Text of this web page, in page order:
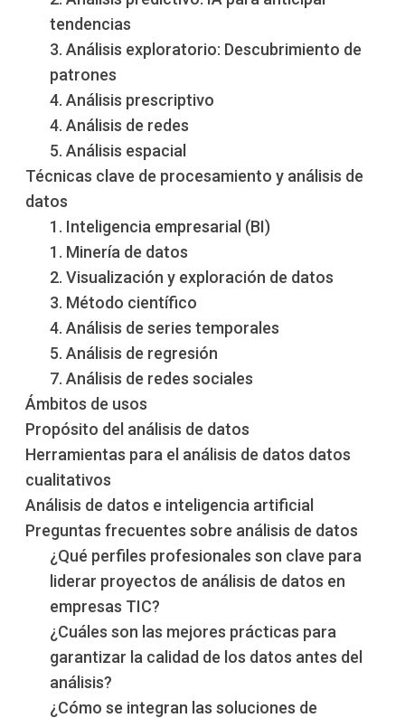
tendencias
3. Análisis exploratorio: Descubrimiento de
patrones
4. Análisis prescriptivo
4. Análisis de redes
5. Análisis espacial
Técnicas clave de procesamiento y análisis de
datos
1. Inteligencia empresarial (BI)
1. Minería de datos
2. Visualización y exploración de datos
3. Método científico
4. Análisis de series temporales
5. Análisis de regresión
7. Análisis de redes sociales
Ámbitos de usos
Propósito del análisis de datos
Herramientas para el análisis de datos datos
cualitativos
Análisis de datos e inteligencia artificial
Preguntas frecuentes sobre análisis de datos
¿Qué perfiles profesionales son clave para
liderar proyectos de análisis de datos en
empresas TIC?
¿Cuáles son las mejores prácticas para
garantizar la calidad de los datos antes del
análisis?
¿Cómo se integran las soluciones de